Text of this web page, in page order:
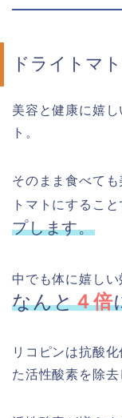
ドライトマ
美容と健康に嬉
ト。
そのまま食べて
トマトにするこ
プします。
中でも体に嬉し
なんと４倍
リコピンは抗酸
た活性酸素を除去